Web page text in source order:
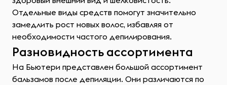
Отдельные виды средств помогут значительно
замедлить рост новых волос, избавляя от
необходимости частого депилирования.
Разновидность ассортимента
На Бьютери представлен большой ассортимент
бальзамов после депиляции. Они различаются по